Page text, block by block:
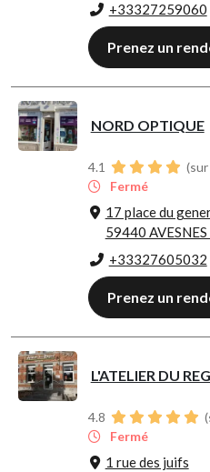
+33327259060
Prenez un
NORD OPTIQUE
4.1
Fermé
17 place du
59440 AVESNES
+33327605032
Prenez un
L'ATELIER DU
4.8
Fermé
1 rue des juifs